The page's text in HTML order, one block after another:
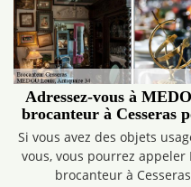
Adressez-vous à
brocanteur à Cesseras
Si vous avez des objets
vous, vous pourrez appeler
brocanteur à